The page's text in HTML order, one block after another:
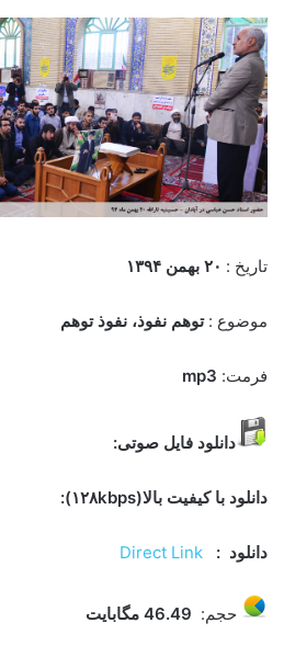
تاریخ : ۲۰ بهمن ۱۳۹۴
موضوع : توهم نفوذ، نفوذ توهم
فرمت: mp3
دانلود فایل صوتی:
دانلود با کیفیت بالا(۱۲۸kbps):
دانلود : Direct Link
حجم: 46.49 مگابایت